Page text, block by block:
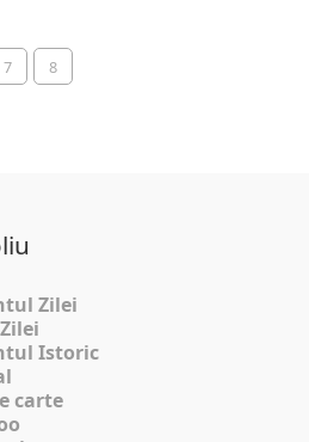
7 8
Zilei
Istoric
carte